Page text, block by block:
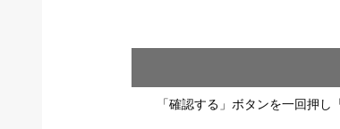
「確認する」ボタンを一回押